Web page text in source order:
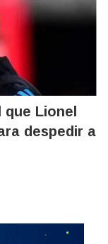
Lionel
despedir a